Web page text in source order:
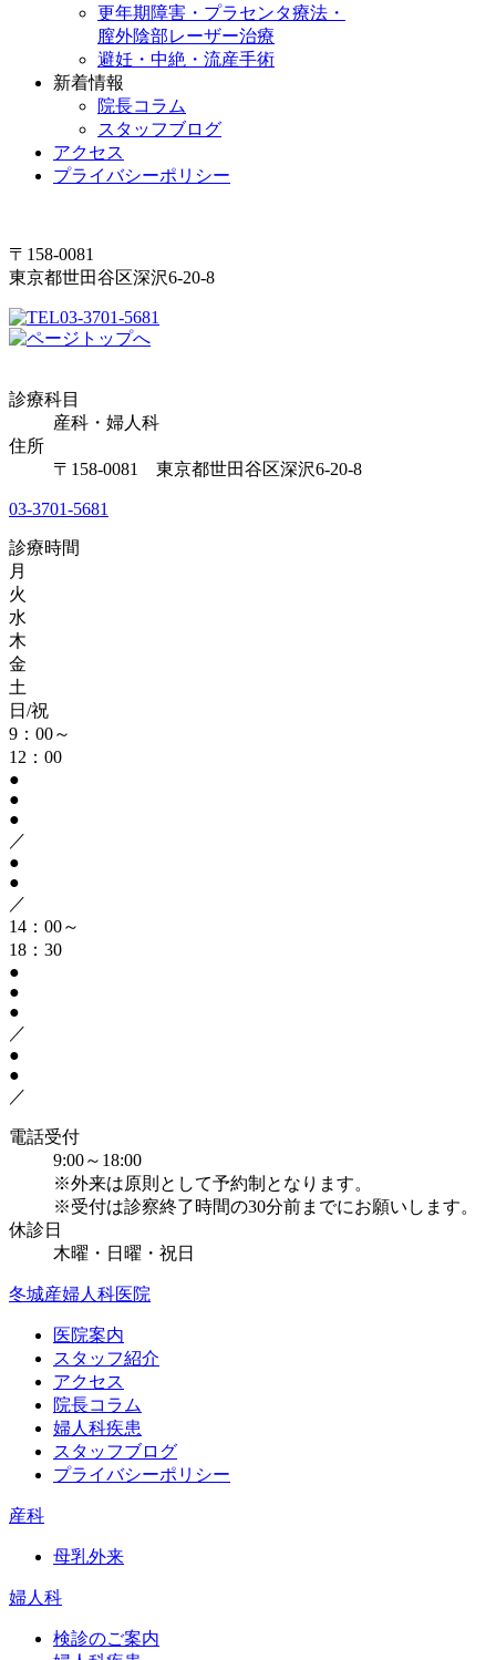
更年期障害・プラセンタ療法・
膣外陰部レーザー治療
避妊・中絶・流産手術
新着情報
院長コラム
スタッフブログ
アクセス
プライバシーポリシー
〒158-0081
東京都世田谷区深沢6-20-8
03-3701-5681
診療科目
産科・婦人科
住所
〒158-0081 東京都世田谷区深沢6-20-8
03-3701-5681
診療時間
月
火
水
木
金
土
日/祝
9：00～
12：00
●
●
●
／
●
●
／
14：00～
18：30
●
●
●
／
●
●
／
電話受付
9:00～18:00
※外来は原則として予約制となります。
※受付は診察終了時間の30分前までにお願いします。
休診日
木曜・日曜・祝日
冬城産婦人科医院
医院案内
スタッフ紹介
アクセス
院長コラム
婦人科疾患
スタッフブログ
プライバシーポリシー
産科
母乳外来
婦人科
検診のご案内